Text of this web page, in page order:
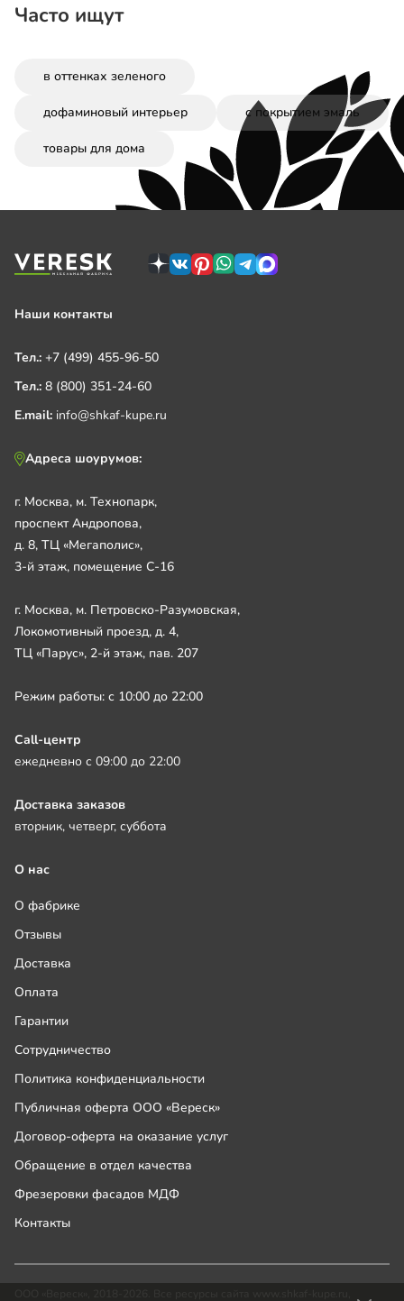
Часто ищут
в оттенках зеленого
дофаминовый интерьер с покрытием эмаль
товары для дома
Наши контакты
Тел.: +7 (499) 455-96-50
Тел.: 8 (800) 351-24-60
E.mail: info@shkaf-kupe.ru
Адреса шоурумов:
г. Москва, м. Технопарк,
проспект Андропова,
д. 8, ТЦ «Мегаполис»,
3-й этаж, помещение С-16
г. Москва, м. Петровско-Разумовская,
Локомотивный проезд, д. 4,
ТЦ «Парус», 2-й этаж, пав. 207
Режим работы: с 10:00 до 22:00
Call-центр
ежедневно с 09:00 до 22:00
Доставка заказов
вторник, четверг, суббота
О нас
О фабрике
Отзывы
Доставка
Оплата
Гарантии
Сотрудничество
Политика конфиденциальности
Публичная оферта ООО «Вереск»
Договор-оферта на оказание услуг
Обращение в отдел качества
Фрезеровки фасадов МДФ
Контакты